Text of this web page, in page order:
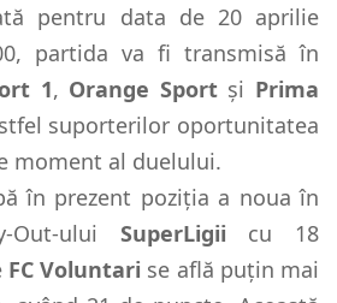
pentru data de 20 aprilie
partida va fi transmisă în
1, Orange Sportși Prima
suporterilor oportunitatea
moment al duelului.
în prezent poziția a noua în
Out-ului SuperLigii cu 18
FC Voluntari se află puțin mai